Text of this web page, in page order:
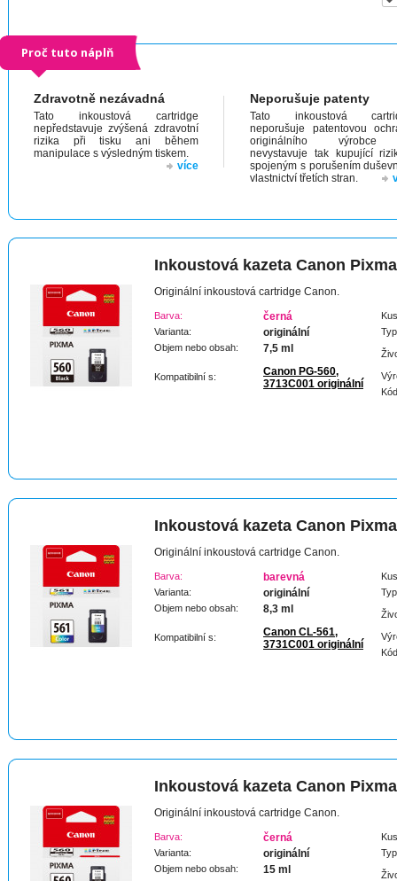
Proč tuto náplň
Zdravotně nezávadná
Tato inkoustová cartridge
nepředstavuje zvýšená zdravotní
rizika při tisku ani během
manipulace s výsledným tiskem.
více
Neporušuje patenty
Tato inkoustová
neporušuje patentovou
originálního
nevystavuje tak kupující
spojeným s porušením
vlastnictví třetích stran.
Inkoustová kazeta Canon
Originální inkoustová cartridge Canon.
Barva: černá
Varianta: originální
Objem nebo obsah: 7,5 ml
Kompatibilní s:
Canon PG-560,
3713C001 originální
Inkoustová kazeta Canon
Originální inkoustová cartridge Canon.
Barva: barevná
Varianta: originální
Objem nebo obsah: 8,3 ml
Kompatibilní s:
Canon CL-561,
3731C001 originální
Inkoustová kazeta Canon
Originální inkoustová cartridge Canon.
Barva: černá
Varianta: originální
Objem nebo obsah: 15 ml